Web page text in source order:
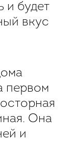
и будет
вкус
первом
Она
и